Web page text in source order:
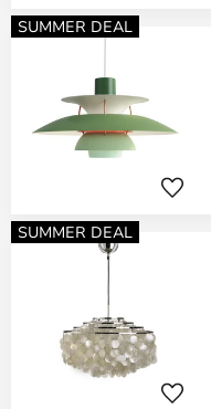
SUMMER DEAL
SUMMER DEAL